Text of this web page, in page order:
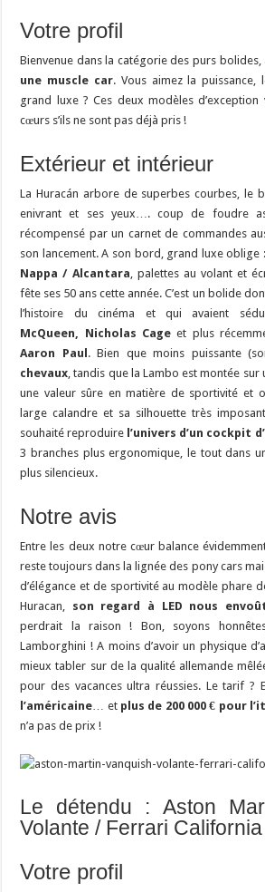
Votre profil
Bienvenue dans la catégorie des purs bolides,
une muscle car. Vous aimez la puissance,
grand luxe ? Ces deux modèles
cœurs s’ils ne sont pas déjà pris !
Extérieur et intérieur
La Huracán arbore de superbes courbes, le
enivrant et ses yeux…. coup de foudre
récompensé par un carnet de commandes
son lancement. A son bord, grand luxe oblige :
Nappa / Alcantara, palettes au volant et
fête ses 50 ans cette année. C’est un bolide
l’histoire du cinéma et qui avaient
McQueen, Nicholas Cageet plus
Aaron Paul . Bien que moins puissante
chevaux, tandis que la Lambo est montée sur
une valeur sûre en matière de sportivité et
large calandre et sa silhouette très
souhaité reproduire l’univers d’un cockpit
3 branches plus ergonomique, le tout dans
plus silencieux.
Notre avis
Entre les deux notre cœur balance
reste toujours dans la lignée des pony cars
d’élégance et de sportivité au modèle phare
Huracan, son regard à LED nous
perdrait la raison ! Bon, soyons
Lamborghini ! A moins d’avoir un physique
mieux tabler sur de la qualité allemande
pour des vacances ultra réussies. Le tarif ?
l’américaine… et plus de 200 000 € pour
n’a pas de prix !
Le détendu : Aston
Volante / Ferrari
Votre profil